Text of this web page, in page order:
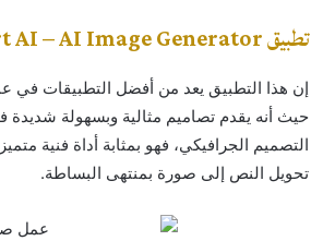
تطبيق Art AI – AI Image Generator
إن هذا التطبيق يعد من أفضل التطبيقات في
حيث أنه يقدم تصاميم مثالية وبسهولة شديدة
التصميم الجرافيكي، فهو بمثابة أداة فنية
تحويل النص إلى صورة بمنتهى البساطة.